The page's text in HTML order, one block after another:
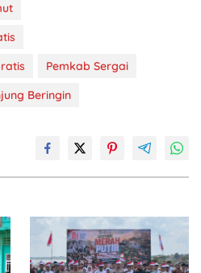
Pemkab Sergai
Beringin